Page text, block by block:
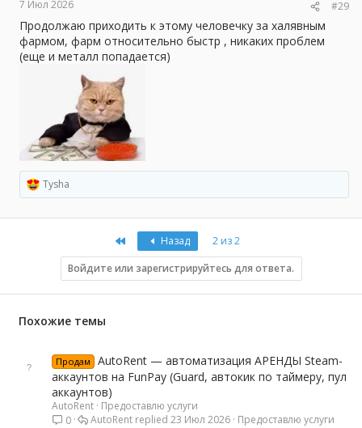
7 Июл 2026 #29
Продолжаю приходить к этому человечку за халявным
фармом, фарм относительно быстр , никаких проблем
(еще и металл попадается)
Р
е
а
Tysha
Назад
2 из 2
Войдите или зарегистрируйтесь для ответа.
Похожие темы
Продам
AutoRent — автоматизация АРЕНДЫ Steam-
аккаунтов на FunPay (Guard, автокик по таймеру, пул
аккаунтов)
AutoRent Предоставлю услуги
0
Предоставлю услуги
23 Июл 2026
AutoRent